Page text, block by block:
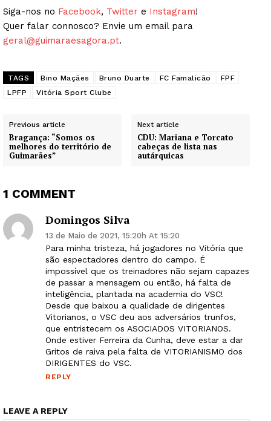
Guimarães, agora!
SUBSCREVA JÁ!
Institucional
Artigos
Siga-nos no Facebook, Twitter e Instagram!
Quer falar connosco? Envie um email para
geral@guimaraesagora.pt.
TAGS Bino Maçães Bruno Duarte FC Famalicão
FPF
LPFP
Vitória Sport Clube
Previous article
Bragança: “Somos os
melhores do território de
Guimarães”
Next article
CDU: Mariana e Torcato
cabeças de lista nas
autárquicas
1 COMMENT
Domingos Silva
13 de Maio de 2021, 15:20h At 15:20
Para minha tristeza, há jogadores no Vitória que
são espectadores dentro do campo. É
impossível que os treinadores não sejam capazes
de passar a mensagem ou então, há falta de
inteligência, plantada na academia do VSC!
Desde que baixou a qualidade de dirigentes
Vitorianos, o VSC deu aos adversários trunfos,
que entristecem os ASOCIADOS VITORIANOS.
Onde estiver Ferreira da Cunha, deve estar a dar
Gritos de raiva pela falta de VITORIANISMO dos
DIRIGENTES do VSC.
REPLY
LEAVE A REPLY